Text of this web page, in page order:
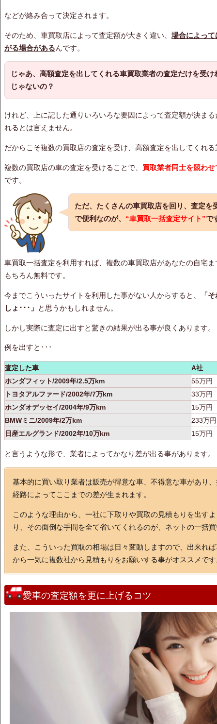
などが絡み合って決定されます。
そのため、車買取店によって査定額が大きく違い、場合によっ
がる場合があるんです。
じゃあ、高額査定を出してくれる車買取業者の査定だけを受け
じゃないの？
けれど、上に記した通りいろいろな要因によって査定額が決ま
れるとは言えません。
だからこそ複数の買取店の査定を受け、高額査定を出してくれ
複数の買取店の車の査定を受けることで、 買取業者同士を競わ
です。
ただ、たくさんの車買取店を回り、査定を
で便利なのが、 “車買取一括査定サイト”で
車買取一括査定を利用すれば、複数の車買取店があなたの自宅
もちろん無料です。
今までこういったサイトを利用した事がない人からすると、
「
しょ･･･」
と思うかもしれません。
しかし実際に査定に出すと驚きの結果が出る事が良くあります。
例を出すと･･･
査定した車
A社
ホンダフィット/2009年/2.5万km
55万円
トヨタアルファード/2002年/7万km
33万円
ホンダオデッセイ/2004年/9万km
15万円
BMWミニ/2009年/2万km
233万円
日産エルグランド/2002年/10万km
15万円
と言うような形で、業者によってかなり差が出る事があります。
基本的に買い取り業者は販売が得意な車、不得意な車があり
経路によってここまでの差が生まれます。
このような理由から、一社に下取りや買取の見積もりを出す
り、その面倒な手間を全て省いてくれるのが、ネットの一括
また、こういった買取の相場は日々変動しますので、出来れ
から一気に複数社から見積もりをお願いする事がオススメで
愛車の査定額を更に上げるコツ